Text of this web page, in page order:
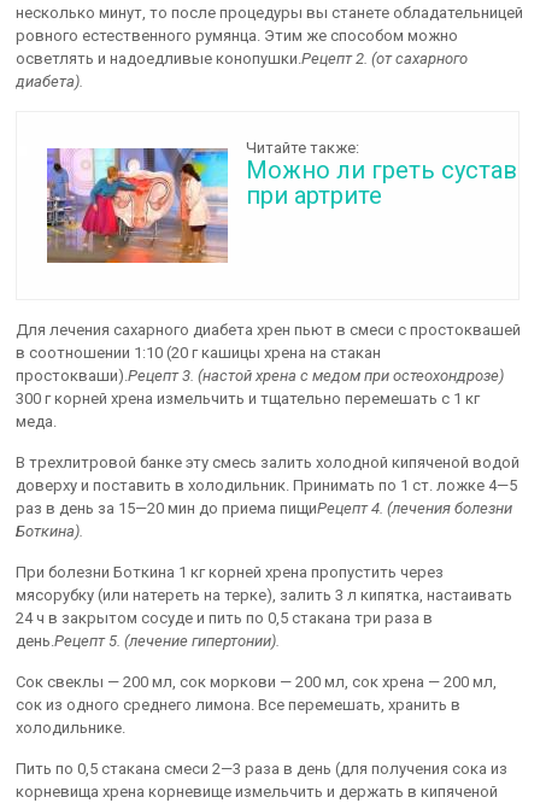
несколько минут, то после процедуры вы станете обладательницей
ровного естественного румянца. Этим же способом можно
осветлять и надоедливые конопушки.Рецепт 2. (от сахарного
диабета).
Читайте также:
Можно ли греть сустав
при артрите
Для лечения сахарного диабета хрен пьют в смеси с простоквашей
в соотношении 1:10 (20 г кашицы хрена на стакан
простокваши).Рецепт 3. (настой хрена с медом при остеохондрозе)
300 г корней хрена измельчить и тщательно перемешать с 1 кг
меда.
В трехлитровой банке эту смесь залить холодной кипяченой водой
доверху и поставить в холодильник. Принимать по 1 ст. ложке 4—5
раз в день за 15—20 мин до приема пищиРецепт 4. (лечения болезни
Боткина).
При болезни Боткина 1 кг корней хрена пропустить через
мясорубку (или натереть на терке), залить 3 л кипятка, настаивать
24 ч в закрытом сосуде и пить по 0,5 стакана три раза в
день.Рецепт 5. (лечение гипертонии).
Сок свеклы — 200 мл, сок моркови — 200 мл, сок хрена — 200 мл,
сок из одного среднего лимона. Все перемешать, хранить в
холодильнике.
Пить по 0,5 стакана смеси 2—3 раза в день (для получения сока из
корневища хрена корневище измельчить и держать в кипяченой